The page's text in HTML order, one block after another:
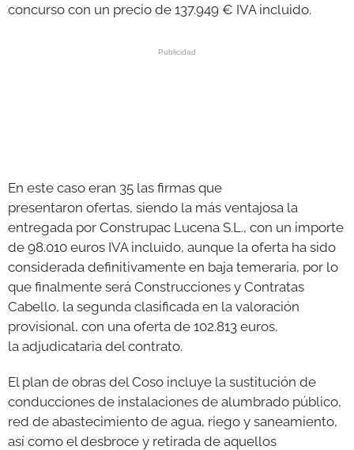
concurso con un precio de 137.949 € IVA incluido.
En este caso eran 35 las firmas que
presentaron ofertas, siendo la más ventajosa la
entregada por Construpac Lucena S.L., con un importe
de 98.010 euros IVA incluido, aunque la oferta ha sido
considerada definitivamente en baja temeraria, por lo
que finalmente será Construcciones y Contratas
Cabello, la segunda clasificada en la valoración
provisional, con una oferta de 102.813 euros,
la adjudicataria del contrato.
El plan de obras del Coso incluye la sustitución de
conducciones de instalaciones de alumbrado público,
red de abastecimiento de agua, riego y saneamiento,
así como el desbroce y retirada de aquellos